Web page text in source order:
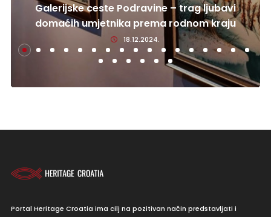
Galerijske ceste Podravine – trag ljubavi
domaćih umjetnika prema rodnom kraju
18.12.2024.
Portal Heritage Croatia ima cilj na pozitivan način predstavljati i